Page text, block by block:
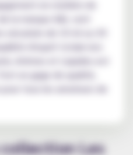
en matière de
la marque A&L sont
d'esprit totale lors
Arômes et Liquides est
un gage de qualité,
Les